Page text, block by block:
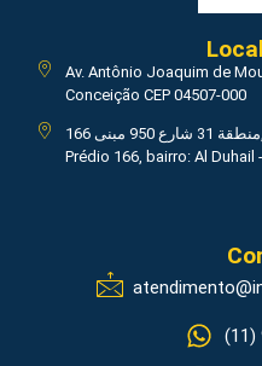
Av. Antônio Joaquim de
Conceição CEP 04507-000
منطقة 31 شارع 950 مبنى 166, Doha, Catar Área 31, Rua 950,
Prédio 166, bairro: Al Duhail
(11)